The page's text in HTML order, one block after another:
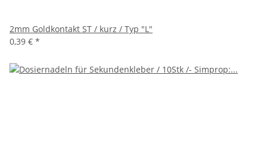
2mm Goldkontakt ST / kurz / Typ "L"
0,39 € *